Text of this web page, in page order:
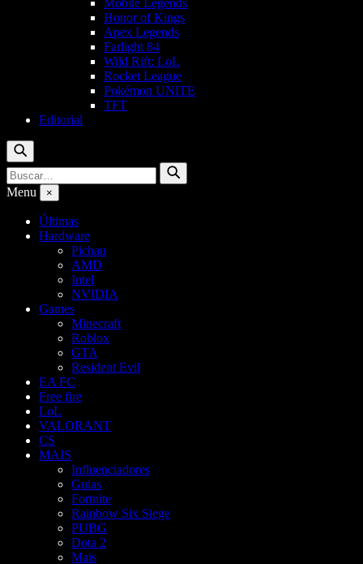
Mobile Legends
Honor of Kings
Apex Legends
Farlight 84
Wild Rift: LoL
Rocket League
Pokémon UNITE
TFT
Editorial
Buscar
Buscar
por:
Buscar
Menu ×
Últimas
Hardware
Pichau
AMD
Intel
NVIDIA
Games
Minecraft
Roblox
GTA
Resident Evil
EA FC
Free fire
LoL
VALORANT
CS
MAIS
Influenciadores
Guias
Fortnite
Rainbow Six Siege
PUBG
Dota 2
Mais